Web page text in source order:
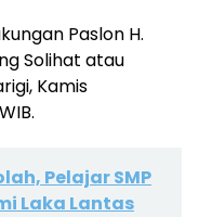
Paslon H.
Solihat atau
Kamis
Pelajar SMP
Laka Lantas